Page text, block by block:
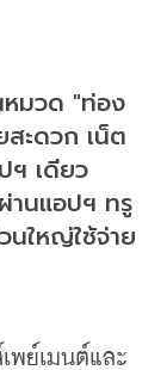
หมวด "ท่อง
สะดวก เน็ต
ฯ เดียว
านแอปฯ ทรู
นใหญ่ใช้จ่าย
ย์เมนต์และ